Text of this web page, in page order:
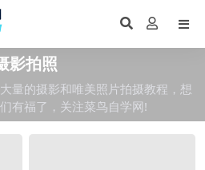
影拍照
量的摄影和唯美照片拍摄教程，想
有福了，关注菜鸟自学网!